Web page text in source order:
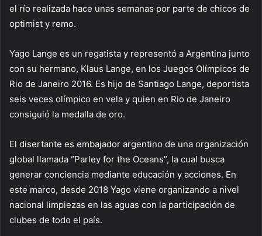
el río realizada hace unas semanas por parte de chicos de
optimist y remo.
Yago Lange es un regatista y representó a Argentina junto
con su hermano, Klaus Lange, en los Juegos Olímpicos de
Rio de Janeiro 2016. Es hijo de Santiago Lange, deportista
seis veces olímpico en vela y quien en Rio de Janeiro
consiguió la medalla de oro.
El disertante es embajador argentino de una organización
global llamada “Parley for the Oceans”, la cual busca
generar conciencia mediante educación y acciones. En
este marco, desde 2018 Yago viene organizando a nivel
nacional limpiezas en las aguas con la participación de
clubes de todo el país.